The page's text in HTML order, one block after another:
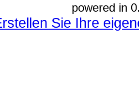
powered in
Sie Ihre